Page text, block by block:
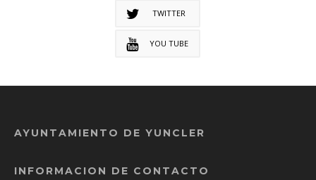
TWITTER
YOU TUBE
AYUNTAMIENTO DE YUNCLER
INFORMACION DE CONTACTO